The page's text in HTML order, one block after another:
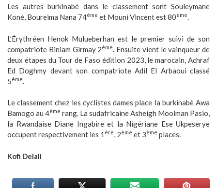
Les autres burkinabè dans le classement sont Souleymane
Koné, Boureima Nana 74ème et Mouni Vincent est 80ème.
L’Érythréen Henok Mulueberhan est le premier suivi de son
compatriote Biniam Girmay 2ème
. Ensuite vient le vainqueur de
deux étapes du Tour de Faso édition 2023, le marocain, Achraf
Ed Doghmy devant son compatriote Adil El Arbaoui classé
5ème
Le classement chez les cyclistes dames place la burkinabè Awa
Bamogo au 4ème rang. La sudafricaine Asheigh Moolman Pasio,
la Rwandaise Diane Ingabire et la Nigériane Ese Ukpeserye
occupent respectivement les 1 ère, 2ème et 3ème places.
Kofi Delali